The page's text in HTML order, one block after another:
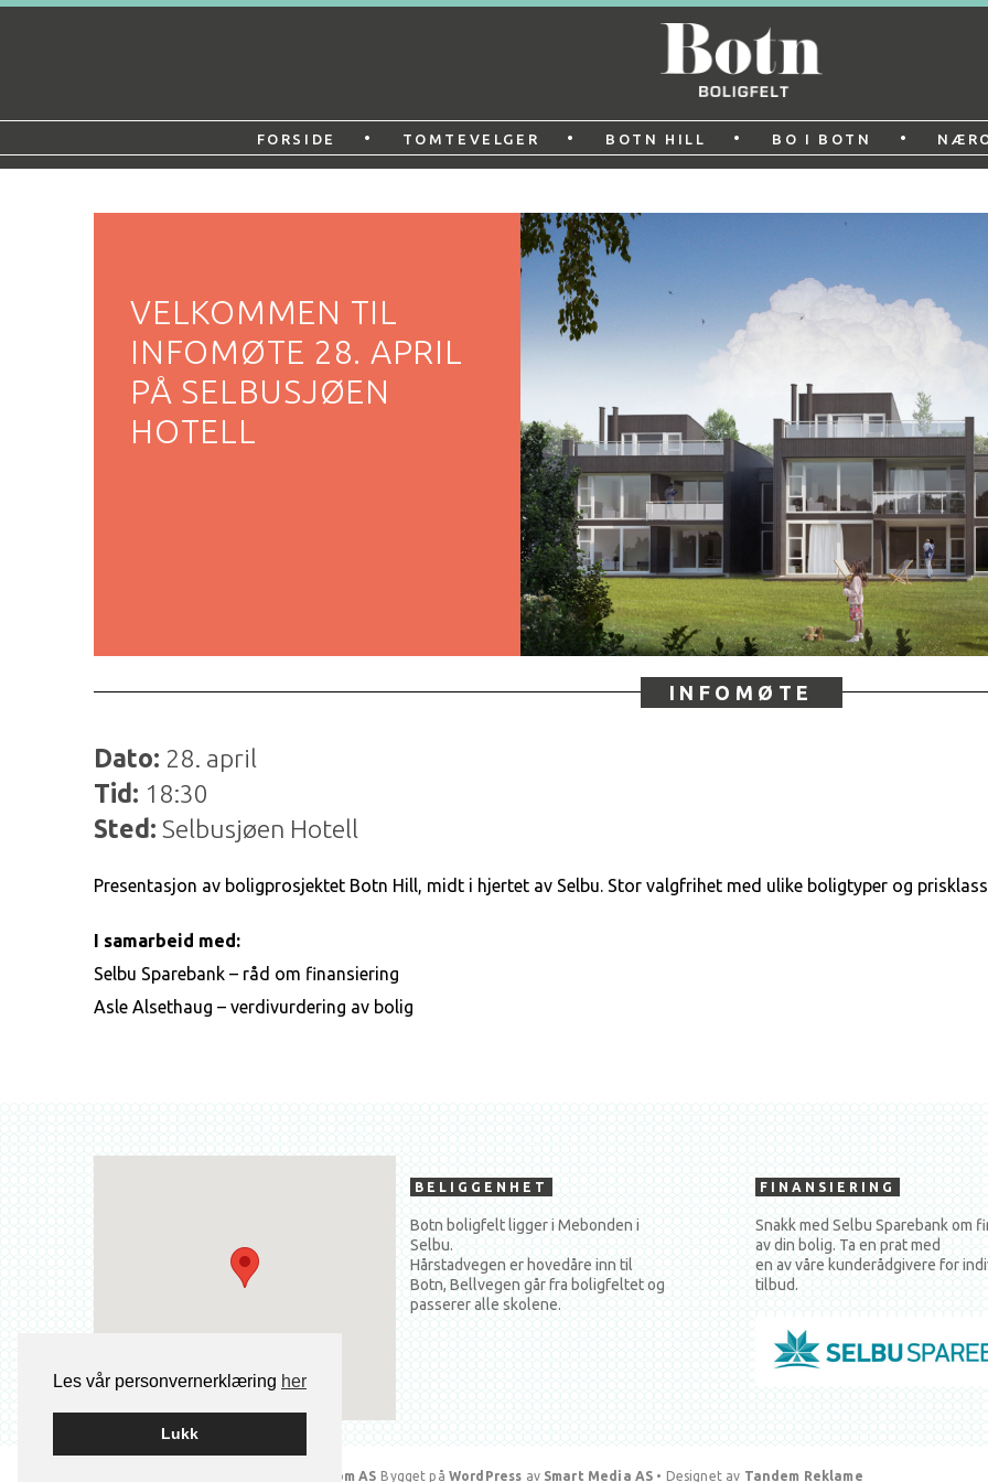
Les vår personvernerklæring her
Lukk
Gå
Forstørre
boligfeltFORSIDE • TOMTEVELGER • BOTN HILL • BO I BOTN •
VELKOMMEN TIL
INFOMØTE 28. APRIL
PÅ SELBUSJØEN
HOTELL
INFOMØTE
Dato: 28. april
Tid: 18:30
Sted: Selbusjøen Hotell
Presentasjon av boligprosjektet Botn Hill, midt i hjertet av Selbu. Stor valgfrihet med ulike boligtyper og
I samarbeid med:
Selbu Sparebank – råd om finansiering
Asle Alsethaug – verdivurdering av bolig
BELIGGENHET
Botn boligfelt ligger i Mebonden i
Selbu.
Hårstadvegen er hovedåre inn til
Botn, Bellvegen går fra boligfeltet og
passerer alle skolene.
FINANSIERING
Snakk med Selbu Sparebank om
av din bolig. Ta en prat med
en av våre kunderådgivere for
tilbud.
Living Eiendom AS Bygget på WordPress av Smart Media AS • Designet av Tandem Reklame